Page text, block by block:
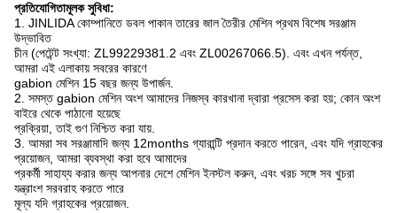
প্রতিযোগিতামূলক সুবিধা:
1. JINLIDA কোম্পানিতে ডবল পাকান তারের জাল তৈরীর মেশিন প্রথম বিশেষ সরঞ্জাম
উদ্ভাবিত
চীন (পেটেন্ট সংখ্যা: ZL99229381.2 এবং ZL00267066.5). এবং এখন পর্যন্ত,
আমরা এই এলাকায় সবরের কারণে
gabion মেশিন 15 বছর জন্য উপার্জন.
2. সমস্ত gabion মেশিন অংশ আমাদের নিজস্ব কারখানা দ্বারা প্রসেস করা হয়; কোন অংশ
বাইরে থেকে পাঠানো হয়েছে
প্রক্রিয়া, তাই গুণ নিশ্চিত করা যায়.
3. আমরা সব সরঞ্জামাদি জন্য 12months গ্যারান্টি প্রদান করতে পারেন, এবং যদি গ্রাহকের
প্রয়োজন, আমরা ব্যবস্থা করা হবে আমাদের
প্রকর্মী সাহায্য করার জন্য আপনার দেশে মেশিন ইনস্টল করুন, এবং খরচ সঙ্গে সব খুচরা
যন্ত্রাংশ সরবরাহ করতে পারে
মূল্য যদি গ্রাহকের প্রয়োজন.